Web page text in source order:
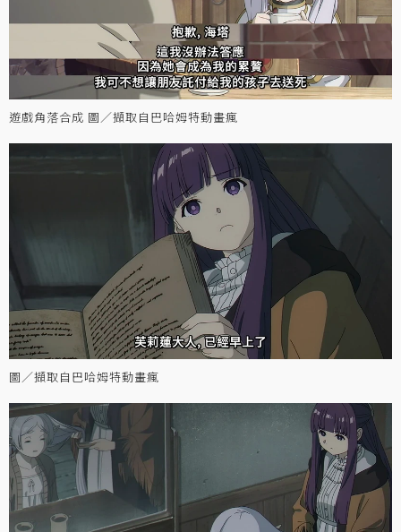
遊戲角落合成 圖／擷取自巴哈姆特動畫瘋
圖／擷取自巴哈姆特動畫瘋